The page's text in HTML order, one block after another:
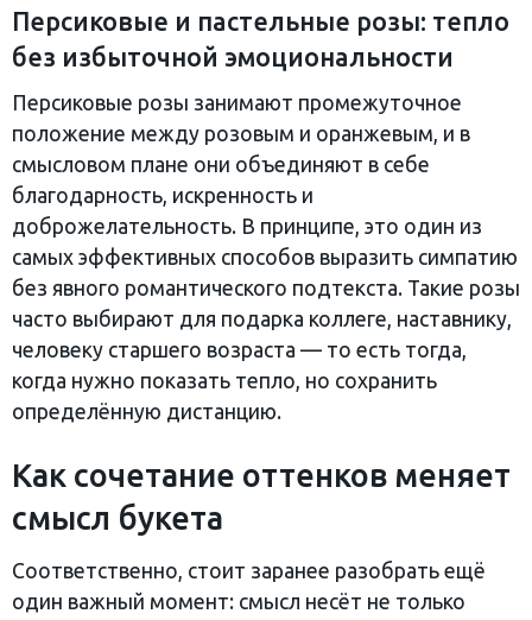
Персиковые и пастельные розы: тепло
без избыточной эмоциональности
Персиковые розы занимают промежуточное
положение между розовым и оранжевым, и в
смысловом плане они объединяют в себе
благодарность, искренность и
доброжелательность. В принципе, это один из
самых эффективных способов выразить симпатию
без явного романтического подтекста. Такие розы
часто выбирают для подарка коллеге, наставнику,
человеку старшего возраста — то есть тогда,
когда нужно показать тепло, но сохранить
определённую дистанцию.
Как сочетание оттенков меняет
смысл букета
Соответственно, стоит заранее разобрать ещё
один важный момент: смысл несёт не только